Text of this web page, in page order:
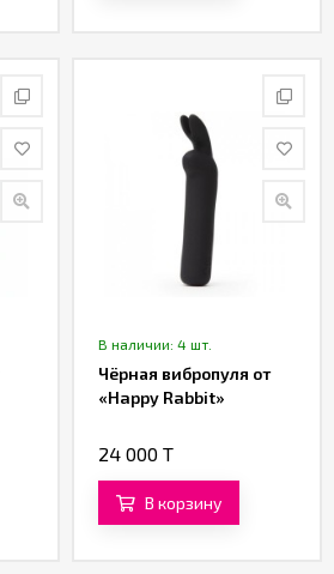
В наличии: 4 шт.
Чёрная вибропуля от
«Happy Rabbit»
24 000 T
В корзину